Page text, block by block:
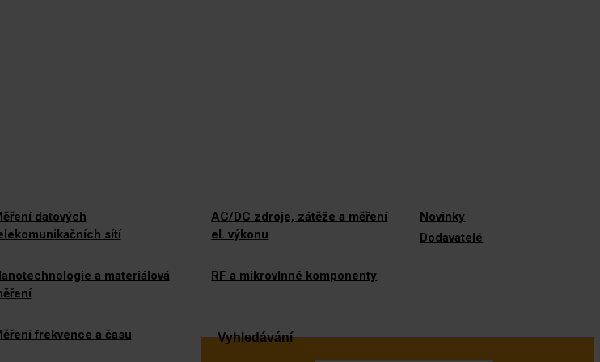
datových
sítí
AC/DC zdroje, zátěže a měření
el. výkonu
a materiálová
RF a mikrovlnné komponenty
frekvence a času
Novinky
Dodavatelé
Vyhledávání